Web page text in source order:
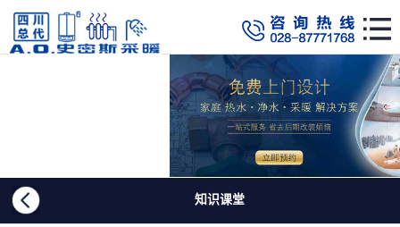
知识课堂